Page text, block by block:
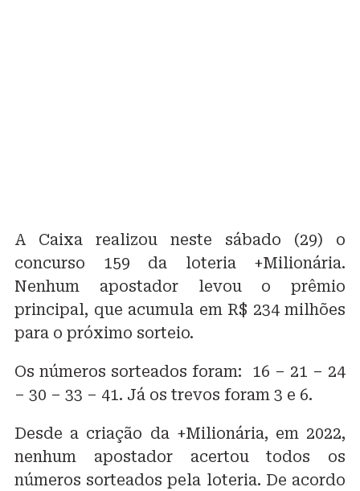
A Caixa realizou neste sábado (29) o
concurso 159 da loteria +Milionária.
Nenhum apostador levou o prêmio
principal, que acumula em R$ 234 milhões
para o próximo sorteio.
Os números sorteados foram: 16 – 21 – 24
– 30 – 33 – 41. Já os trevos foram 3 e 6.
Desde a criação da +Milionária, em 2022,
nenhum apostador acertou todos os
números sorteados pela loteria. De acordo